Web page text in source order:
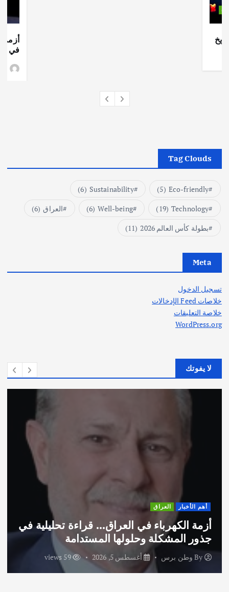
أزمة
في
Tag Clouds
Eco-friendly
(5)
Sustainability
(6)
Technology
(19)
Well-being
(6) العراق (6)
بطولة كأس العالم 2026
(11)
Meta
تسجيل الدخول
خلاصات Feed الإدخالات
خلاصة التعليقات
WordPress.org
لا يفوتك
العراق
الكهرباء في العراق… قراءة تحليلية في
المشكلة وحلولها المستدامة
وطن برس أغسطس 5, 2026 59 views